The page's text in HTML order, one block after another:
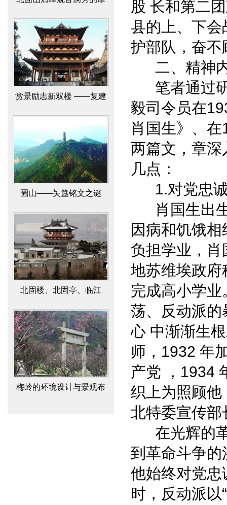
崖石刻“笑啼岩”研究成果
赏景励志新双楼 ——复建
北固、多景二楼文化景观
之揽胜
圌山——夨簋铭文之谜
北固楼、北固亭、临江
亭、多景楼辨
梅岭的环境设计与景观布
股 长和第二
县的上、下
护部队，奋不
二、精神
笔者通过研
毅司令员在
肖国生》、
两篇文，章
几点：
1.对党忠诚
肖国生出生
因病和饥饿
负担学业，
地苏维埃政
完成高小学
荡、反动派
心 中渐渐生
师，1932 年
产党 ，1934
织上为照顾
北特委宣传部
在光辉的革
到革命斗争
他始终对党
时，反动派以